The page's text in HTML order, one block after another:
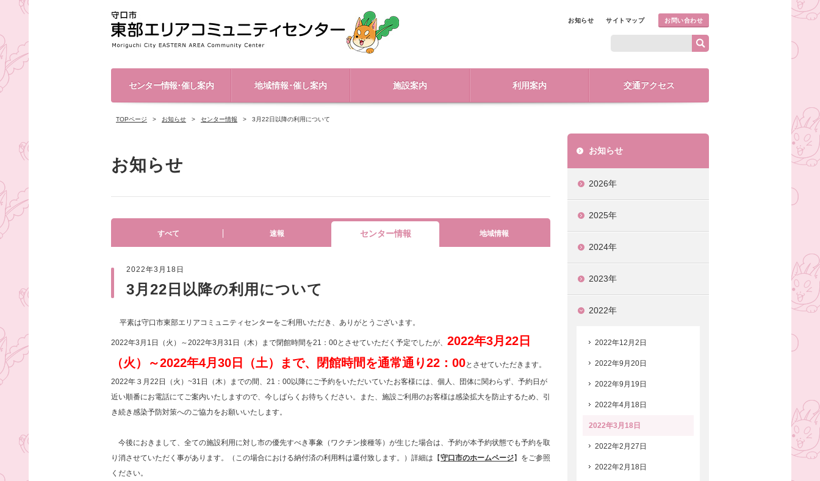
お知らせ サイトマップ お問い合わせ
センター情報･催し案内 地域情報･催し案内 施設案内 利用案内 交通アクセス
TOPページ お知らせ センター情報 3月22日以降の利用について
お知らせ
すべて 速報 センター情報 地域情報
2022年3月18日
3月22日以降の利用について
平素は守口市東部エリアコミュニティセンターをご利用いただき、ありがとうございます。
2022年3月1日（火）～2022年3月31日（木）まで閉館時間を21：00とさせていただく予定でしたが、 2022年3月22日
（火）～2022年4月30日（土）まで、閉館時間を通常通り22：00とさせていただきます。
2022年３月22日（火）~31日（木）までの間、21：00以降にご予約をいただいていたお客様には、個人、団体に関わらず、予約日が
近い順番にお電話にてご案内いたしますので、今しばらくお待ちください。また、施設ご利用のお客様は感染拡大を防止するため、引
き続き感染予防対策へのご協力をお願いいたします。
今後におきまして、全ての施設利用に対し市の優先すべき事象（ワクチン接種等）が生じた場合は、予約が本予約状態でも予約を取
り消させていただく事があります。（この場合における納付済の利用料は還付致します。）詳細は【守口市のホームページ】をご参照
ください。
お知らせ
2026年
2025年
2024年
2023年
2022年
2022年12月2日
2022年9月20日
2022年9月19日
2022年4月18日
2022年3月18日
2022年2月27日
2022年2月18日